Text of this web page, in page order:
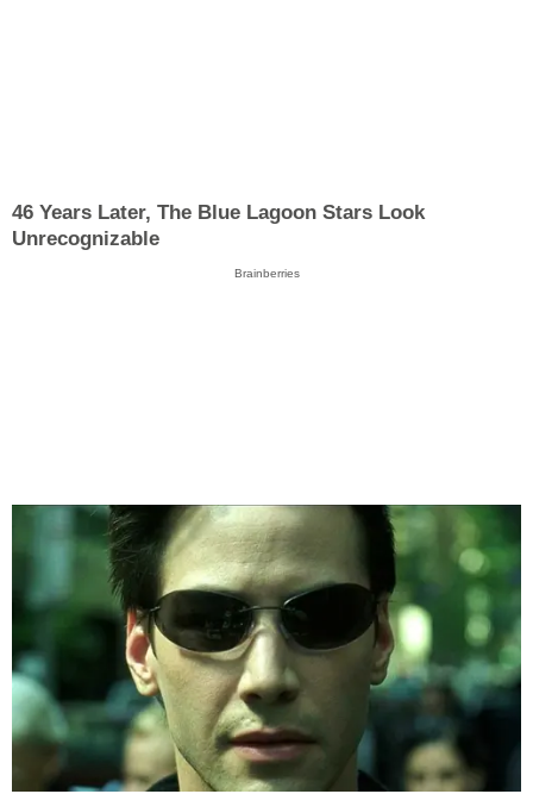
46 Years Later, The Blue Lagoon Stars Look
Unrecognizable
Brainberries